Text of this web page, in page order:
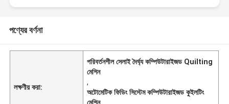
পণ্যের বর্ণনা
লক্ষণীয় করা:
পরিবর্তনশীল সেলাই দৈর্ঘ্য কম্পিউটারাইজড Quilting
মেশিন
,
অটোমেটিক ফিডিং সিস্টেম কম্পিউটারাইজড কুইলটিং
মেশিন